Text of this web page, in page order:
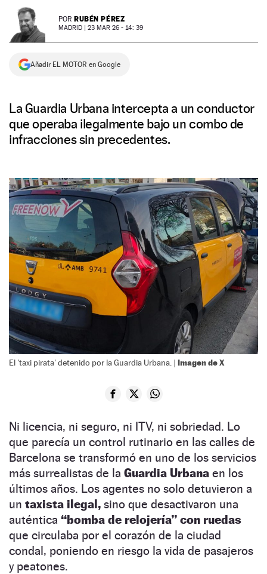
NEWSLETTER POR RUBÉN PÉREZ
MADRID | 23 MAR 26 - 14: 39
Añadir EL MOTOR en Google
La Guardia Urbana intercepta a un conductor
que operaba ilegalmente bajo un combo de
infracciones sin precedentes.
El 'taxi pirata' detenido por la Guardia Urbana. | Imagen de X
Ni licencia, ni seguro, ni ITV, ni sobriedad. Lo
que parecía un control rutinario en las calles de
Barcelona se transformó en uno de los servicios
más surrealistas de la Guardia Urbana en los
últimos años. Los agentes no solo detuvieron a
un taxista ilegal, sino que desactivaron una
auténtica “bomba de relojería” con ruedas
que circulaba por el corazón de la ciudad
condal, poniendo en riesgo la vida de pasajeros
y peatones.